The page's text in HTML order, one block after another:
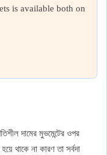
is available both on
দামের মুভমেন্টের ওপর
থাকে না কারণ তা সর্বদা